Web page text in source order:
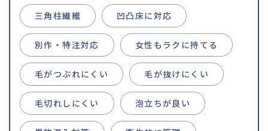
三角柱繊維 凹凸床に対応
別作・特注対応 女性もラクに持てる
毛がつぶれにくい 毛が抜けにくい
毛切れしにくい 泡立ちが良い